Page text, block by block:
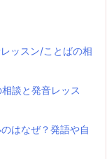
ッスン/ことばの相
談と発音レッス
はなぜ？発語や自